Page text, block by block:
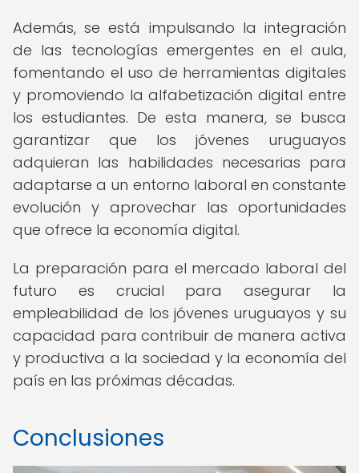
Además, se está impulsando la integración
de las tecnologías emergentes en el aula,
fomentando el uso de herramientas digitales
y promoviendo la alfabetización digital entre
los estudiantes. De esta manera, se busca
garantizar que los jóvenes uruguayos
adquieran las habilidades necesarias para
adaptarse a un entorno laboral en constante
evolución y aprovechar las oportunidades
que ofrece la economía digital.
La preparación para el mercado laboral del
futuro es crucial para asegurar la
empleabilidad de los jóvenes uruguayos y su
capacidad para contribuir de manera activa
y productiva a la sociedad y la economía del
país en las próximas décadas.
Conclusiones